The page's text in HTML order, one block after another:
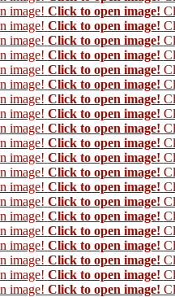
Click to open image!
Click to open image!
Click to open image!
Click to open image!
Click to open image!
Click to open image!
Click to open image!
Click to open image!
Click to open image!
Click to open image!
Click to open image!
Click to open image!
Click to open image!
Click to open image!
Click to open image!
Click to open image!
Click to open image!
Click to open image!
Click to open image!
Click to open image!